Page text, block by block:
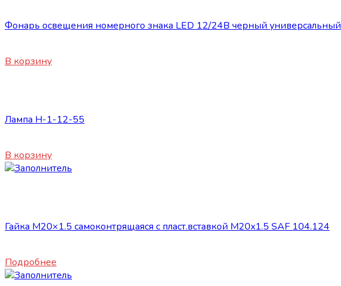
Фонарь освещения номерного знака LED 12/24В черный универсальный
В корзину
Лампа H-1-12-55
В корзину
Гайка М20×1.5 самоконтрящаяся с пласт.вставкой M20x1.5 SAF 104.124
Подробнее